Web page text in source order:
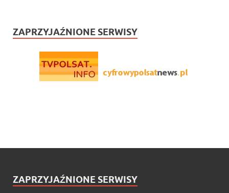
ZAPRZYJAŹNIONE SERWISY
ZAPRZYJAŹNIONE SERWISY